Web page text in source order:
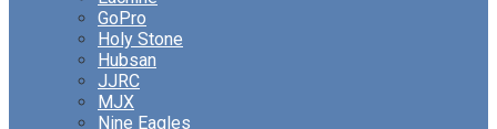
GoPro
Holy Stone
Hubsan
JJRC
MJX
Nine Eagles